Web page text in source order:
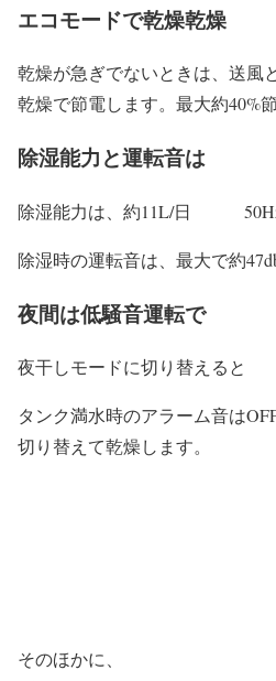
エコモードで乾燥乾燥
乾燥が急ぎでないときは、送風
乾燥で節電します。最大約40%節
除湿能力と運転音は
除湿能力は、約11L/日
除湿時の運転音は、最大で約
夜間は低騒音運転で
夜干しモードに切り替えると
タンク満水時のアラーム音は
切り替えて乾燥します。
そのほかに、